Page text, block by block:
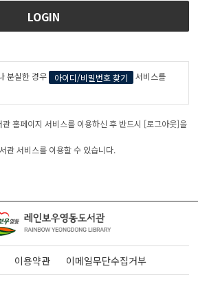
분실한 경우 아이디/비밀번호 찾기
서비스를
홈페이지 서비스를 이용하신 후 반드시 [로그아웃]을
관 서비스를 이용할 수 있습니다.
이용약관 이메일무단수집거부